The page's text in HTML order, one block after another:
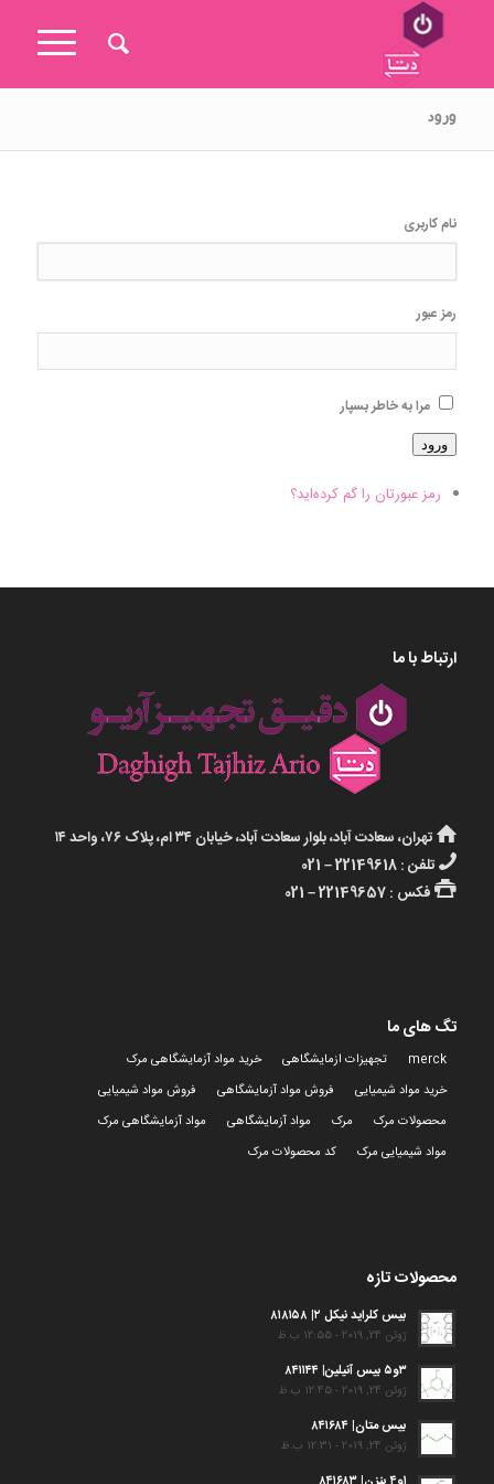
ورود
نام کاربری
رمز عبور
مرا به خاطر بسپار
ورود
رمز عبورتان را گم کرده‌اید؟
ارتباط با ما
تهران، سعادت آباد، بلوار سعادت آباد، خیابان ۳۴ ام، پلاک ۷۶، واحد ۱۴
تلفن : 22149618 – 021
فکس : 22149657 – 021
تگ های ما
merck تجهیزات ازمایشگاهی
خرید مواد آزمایشگاهی مرک
خرید مواد شیمیایی
فروش مواد آزمایشگاهی
فروش مواد شیمیایی
محصولات مرک
مرک مواد آزمایشگاهی
مواد آزمایشگاهی مرک
مواد شیمیایی مرک
کد محصولات مرک
محصولات تازه
بیس کلراید نیکل ۲| ۸۱۸۱۵۸
ژوئن 24, 2019 - 12:55 ب.ظ
۳و۵ بیس آنیلین| ۸۴۱۱۴۴
ژوئن 24, 2019 - 12:45 ب.ظ
بیس متان| ۸۴۱۶۸۴
ژوئن 24, 2019 - 12:31 ب.ظ